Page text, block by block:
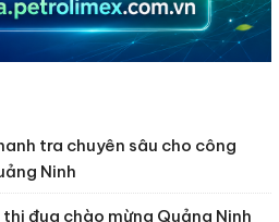
tra chuyên sâu cho công
Ninh
đua chào mừng Quảng Ninh